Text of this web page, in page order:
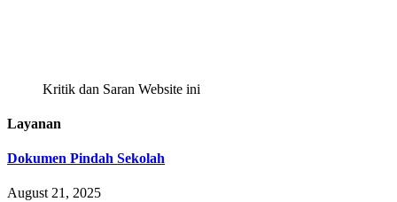
Kritik dan Saran Website ini
Layanan
Dokumen Pindah Sekolah
August 21, 2025